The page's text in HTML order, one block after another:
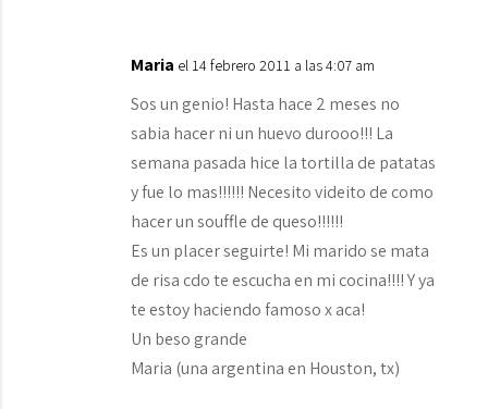
Maria el 14 febrero 2011 a las 4:07 am
Sos un genio! Hasta hace 2 meses no
sabia hacer ni un huevo durooo!!! La
semana pasada hice la tortilla de patatas
y fue lo mas!!!!!! Necesito videito de como
hacer un souffle de queso!!!!!!
Es un placer seguirte! Mi marido se mata
de risa cdo te escucha en mi cocina!!!! Y ya
te estoy haciendo famoso x aca!
Un beso grande
Maria (una argentina en Houston, tx)